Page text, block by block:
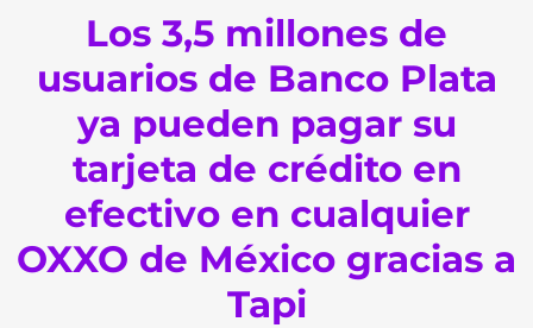
Los 3,5 millones de
usuarios de Banco Plata
ya pueden pagar su
tarjeta de crédito en
efectivo en cualquier
OXXO de México gracias a
Tapi